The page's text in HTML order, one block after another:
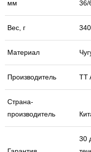
мм
36/
Вес, г
Материал
Производитель TT
Страна-
производитель
30